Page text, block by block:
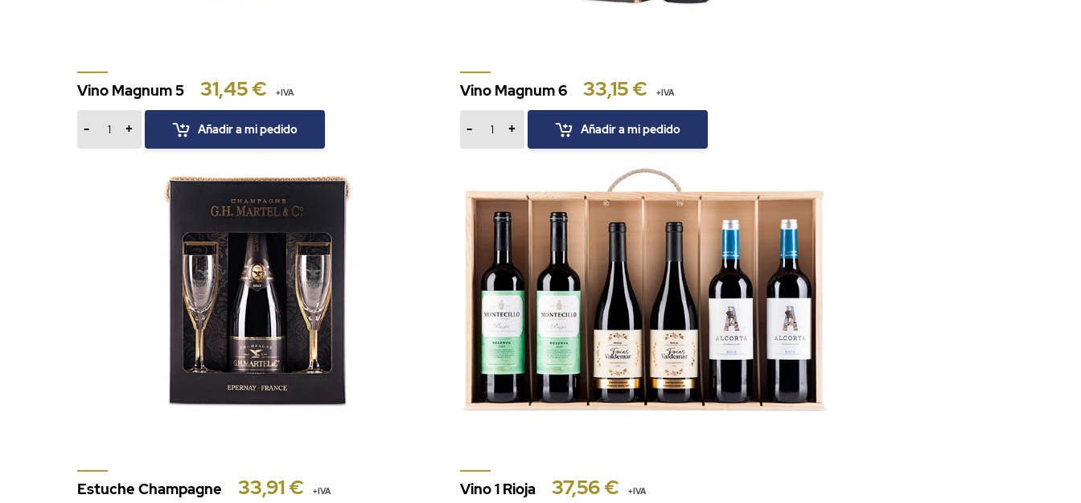
Vino Magnum 5 31,45 € +IVA
- + Añadir a mi pedido
Vino Magnum 6 33,15 € +IVA
- + Añadir a mi pedido
Estuche Champagne 33,91 € +IVA Vino 1 Rioja 37,56 € +IVA